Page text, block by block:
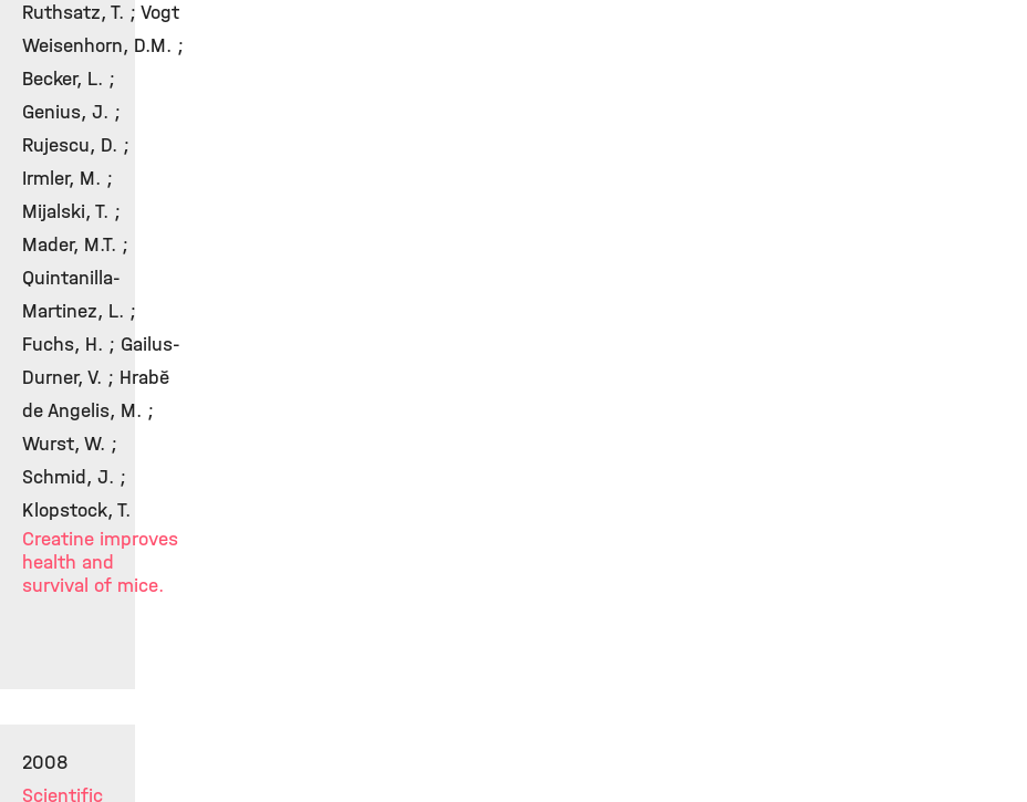
Ruthsatz, T. ; Vogt
Weisenhorn, D.M. ;
Becker, L. ;
Genius, J. ;
Rujescu, D. ;
Irmler, M. ;
Mijalski, T. ;
Mader, M.T. ;
Quintanilla-
Martinez, L. ;
Fuchs, H. ; Gailus-
Durner, V. ; Hrabě
de Angelis, M. ;
Wurst, W. ;
Schmid, J. ;
Klopstock, T.
Creatine improves
health and
survival of mice.
2008
Scientific